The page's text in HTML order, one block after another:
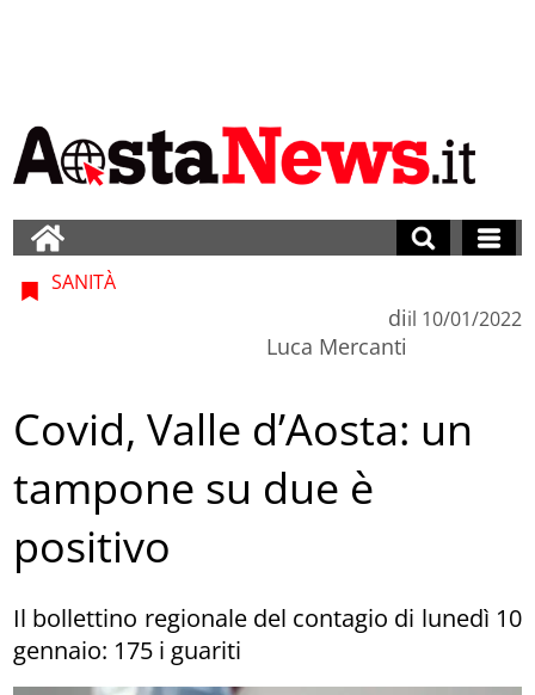
SANITÀ
di
Luca Mercanti
il 10/01/2022
Covid, Valle d’Aosta: un
tampone su due è
positivo
Il bollettino regionale del contagio di lunedì 10
gennaio: 175 i guariti